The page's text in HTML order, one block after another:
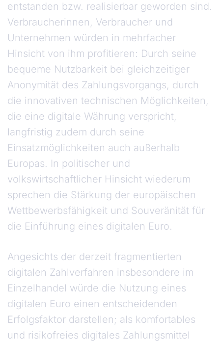
entstanden bzw. realisierbar geworden sind.
Verbraucherinnen, Verbraucher und
Unternehmen würden in mehrfacher
Hinsicht von ihm profitieren: Durch seine
bequeme Nutzbarkeit bei gleichzeitiger
Anonymität des Zahlungsvorgangs, durch
die innovativen technischen Möglichkeiten,
die eine digitale Währung verspricht,
langfristig zudem durch seine
Einsatzmöglichkeiten auch außerhalb
Europas. In politischer und
volkswirtschaftlicher Hinsicht wiederum
sprechen die Stärkung der europäischen
Wettbewerbsfähigkeit und Souveränität für
die Einführung eines digitalen Euro.
Angesichts der derzeit fragmentierten
digitalen Zahlverfahren insbesondere im
Einzelhandel würde die Nutzung eines
digitalen Euro einen entscheidenden
Erfolgsfaktor darstellen; als komfortables
und risikofreies digitales Zahlungsmittel